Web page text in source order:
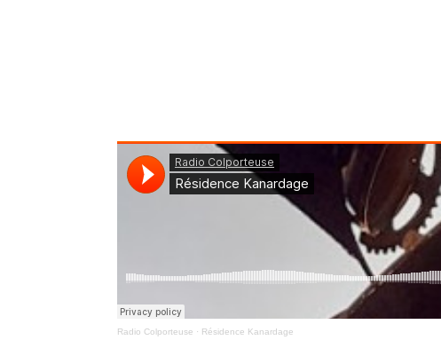
Radio Colporteuse · Résidence Kanardage